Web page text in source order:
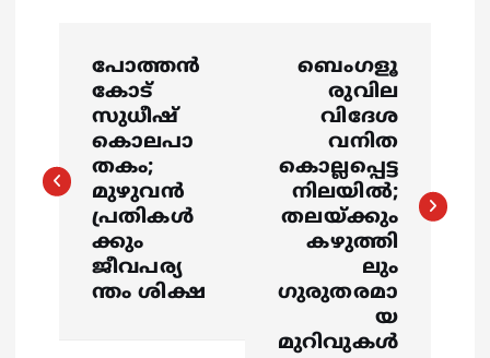
s
t
പോത്തൻ
കോട്
സുധീഷ്
കൊലപാ
തകം;
മുഴുവൻ
പ്രതികൾ
ക്കും
ജീവപര്യ
ന്തം ശിക്ഷ
ബെംഗളൂ
രുവില
വിദേശ
വനിത
കൊല്ലപ്പെട്ട
നിലയിൽ;
തലയ്ക്കും
കഴുത്തി
ലും
ഗുരുതരമാ
യ
മുറിവുകൾ